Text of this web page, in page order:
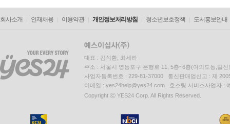
회사소개 인재채용 이용약관 개인정보처리방침 청소년보호정책 도서홍보안내
대표 : 김석환, 최세라
주소 : 서울시 영등포구 은행로 11, 5층~6층(여의도동,일신
사업자등록번호 : 229-81-37000 통신판매업신고 : 제
이메일 : yes24help@yes24.com 호스팅 서비스사업자 :
Copyright ⓒ YES24 Corp. All Rights Reserved.